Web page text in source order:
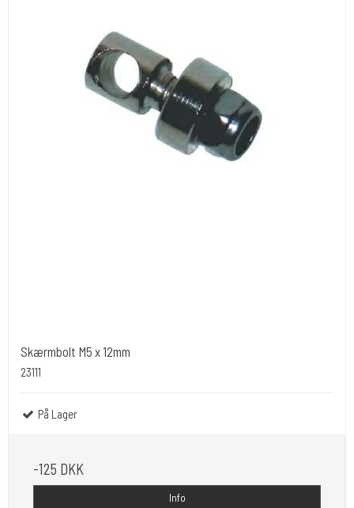
Skærmbolt M5 x 12mm
23111
På Lager
-125 DKK
Info